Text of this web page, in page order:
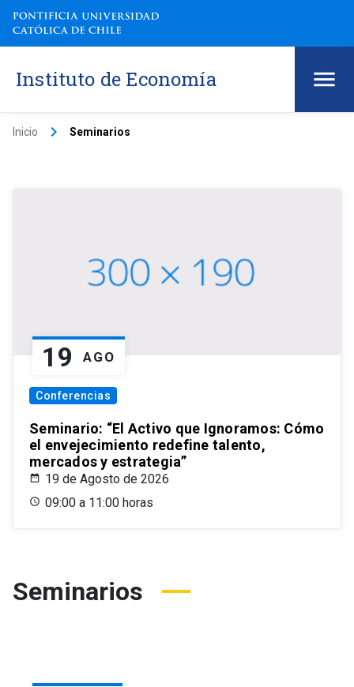
Instituto de Economía
Inicio keyboard_arrow_right Seminarios
19 AGO
Conferencias
Seminario: “El Activo que Ignoramos: Cómo
el envejecimiento redefine talento,
mercados y estrategia”
19 de Agosto de 2026
09:00 a 11:00 horas
Seminarios